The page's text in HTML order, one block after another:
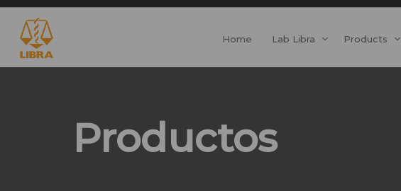
Home Lab Libra Products
Productos